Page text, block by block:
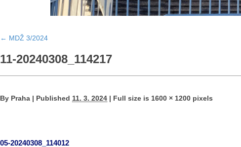
← MDŽ 3/2024
11-20240308_114217
By Praha | Published 11. 3. 2024 | Full size is 1600 × 1200 pixels
05-20240308_114012